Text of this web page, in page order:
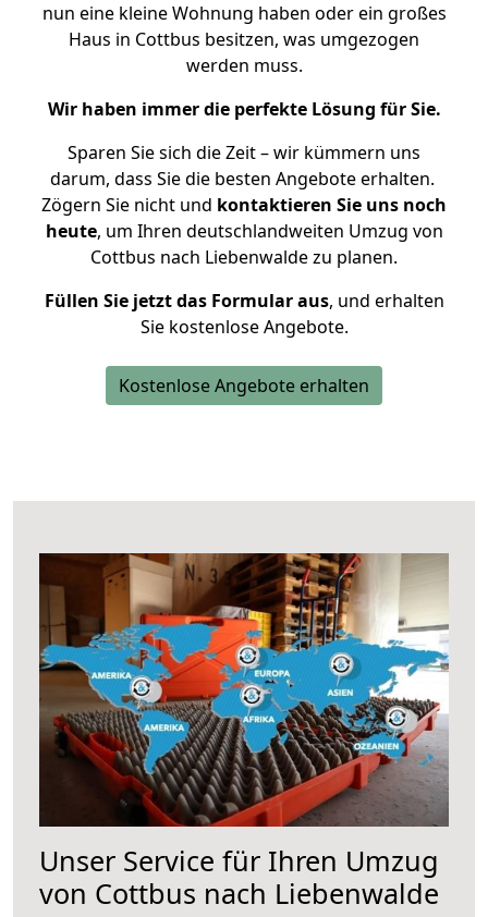
nun eine kleine Wohnung haben oder ein großes
Haus in Cottbus besitzen, was umgezogen
werden muss.
Wir haben immer die perfekte Lösung für Sie.
Sparen Sie sich die Zeit – wir kümmern uns
darum, dass Sie die besten Angebote erhalten.
Zögern Sie nicht und kontaktieren Sie uns noch
heute, um Ihren deutschlandweiten Umzug von
Cottbus nach Liebenwalde zu planen.
Füllen Sie jetzt das Formular aus, und erhalten
Sie kostenlose Angebote.
Kostenlose Angebote erhalten
Unser Service für Ihren Umzug
von Cottbus nach Liebenwalde